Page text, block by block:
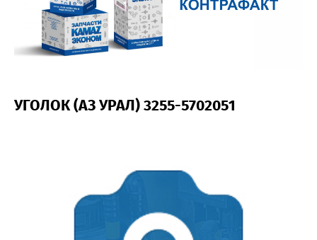
УГОЛОК (АЗ УРАЛ) 3255-5702051